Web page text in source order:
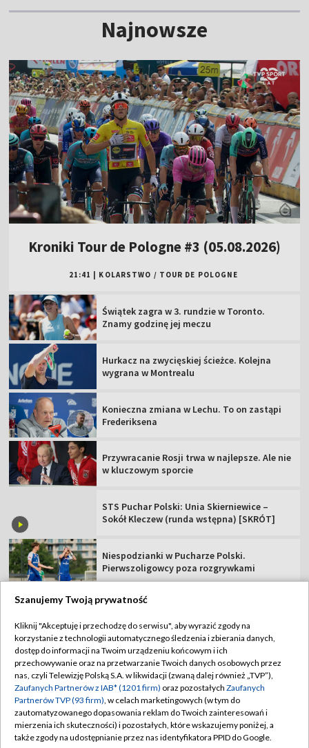
Najnowsze
Kroniki Tour de Pologne #3 (05.08.2026)
21:41 KOLARSTWO / TOUR DE POLOGNE
Świątek zagra w 3. rundzie w Toronto.
Znamy godzinę jej meczu
Hurkacz na zwycięskiej ścieżce. Kolejna
wygrana w Montrealu
Konieczna zmiana w Lechu. To on zastąpi
Frederiksena
Przywracanie Rosji trwa w najlepsze. Ale nie
w kluczowym sporcie
STS Puchar Polski: Unia Skierniewice –
Sokół Kleczew (runda wstępna) [SKRÓT]
Niespodzianki w Pucharze Polski.
Pierwszoligowcy poza rozgrywkami
TVP
Abonament TVP
Sklep TVP
Biuro Reklamy
Oferta Handlowa
Regulamin TVP
Polityka prywatności
Moje zgody
Biuro reklamy
Szanujemy Twoją prywatność
Kliknij "Akceptuję i przechodzę do serwisu", aby wyrazić zgody na
korzystanie z technologii automatycznego śledzenia i zbierania danych,
dostęp do informacji na Twoim urządzeniu końcowym i ich
przechowywanie oraz na przetwarzanie Twoich danych osobowych przez
nas, czyli Telewizję Polską S.A. w likwidacji (zwaną dalej również „TVP”),
Zaufanych Partnerów z IAB* (1201 firm) oraz pozostałych Zaufanych
Partnerów TVP (93 firm), w celach marketingowych (w tym do
zautomatyzowanego dopasowania reklam do Twoich zainteresowań i
mierzenia ich skuteczności) i pozostałych, które wskazujemy poniżej, a
także zgody na udostępnianie przez nas identyfikatora PPID do Google.